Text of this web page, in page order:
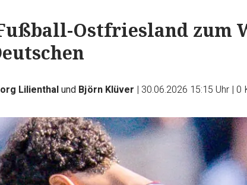
Ostfriesland zum
Lilienthalund Björn Klüver | 30.06.2026 15:15 Uhr | 0